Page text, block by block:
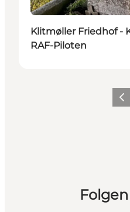
Klitmøller Friedhof -
RAF-Piloten